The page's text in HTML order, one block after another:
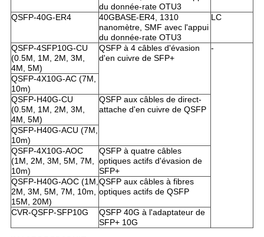
du donnée-rate OTU3
QSFP-40G-ER4
40GBASE-ER4, 1310
nanomètre, SMF avec l'appui
du donnée-rate OTU3
LC
QSFP-4SFP10G-CU
(0.5M, 1M, 2M, 3M,
4M, 5M)
QSFP à 4 câbles d'évasion
d'en cuivre de SFP+
-
QSFP-4X10G-AC (7M,
10m)
QSFP-H40G-CU
(0.5M, 1M, 2M, 3M,
4M, 5M)
QSFP aux câbles de direct-
attache d'en cuivre de QSFP
QSFP-H40G-ACU (7M,
10m)
QSFP-4X10G-AOC
(1M, 2M, 3M, 5M, 7M,
10m)
QSFP à quatre câbles
optiques actifs d'évasion de
SFP+
QSFP-H40G-AOC (1M,
2M, 3M, 5M, 7M, 10m,
15M, 20M)
QSFP aux câbles à fibres
optiques actifs de QSFP
CVR-QSFP-SFP10G
QSFP 40G à l'adaptateur de
SFP+ 10G